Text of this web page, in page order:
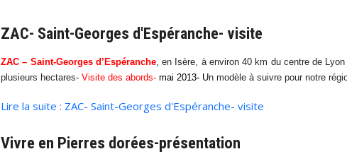
ZAC- Saint-Georges d'Espéranche- visite
ZAC – Saint-Georges d’Espéranche, en Isère, à environ 40 km du centre de
plusieurs hectares- Visite des abords- mai 2013- Un modèle à suivre pour notre
Lire la suite : ZAC- Saint-Georges d'Espéranche- visite
Vivre en Pierres dorées-présentation